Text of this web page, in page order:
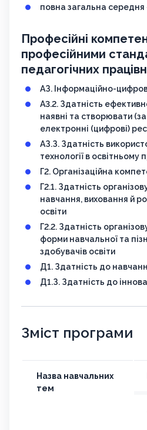
повна загальна середня
Професійні
професійними
педагогічних
АЗ. Інформаційно-
А3.2. Здатність
наявні та створювати
електронні (цифрові)
АЗ.З. Здатність
технології в освітньому
Г2. Організаційна
Г2.1. Здатність
навчання, виховання й
освіти
Г2.2. Здатність
форми навчальної та
здобувачів освіти
Д1. Здатність до
Д1.З. Здатність до
Зміст програми
Назва навчальних
тем